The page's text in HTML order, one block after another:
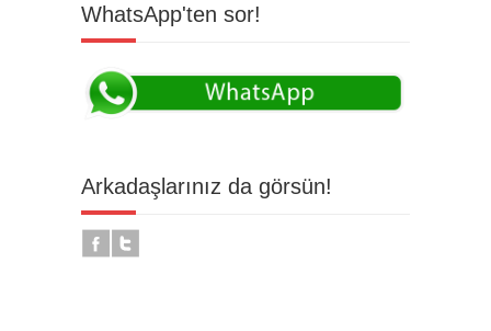
WhatsApp'ten sor!
Arkadaşlarınız da görsün!